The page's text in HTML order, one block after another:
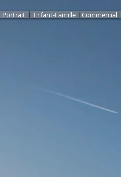
Portrait Enfant-Famille Commercial